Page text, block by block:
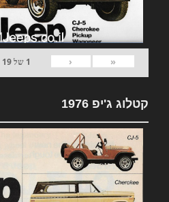
«
‹
1 של19
קטלוג ג'יפ 1976